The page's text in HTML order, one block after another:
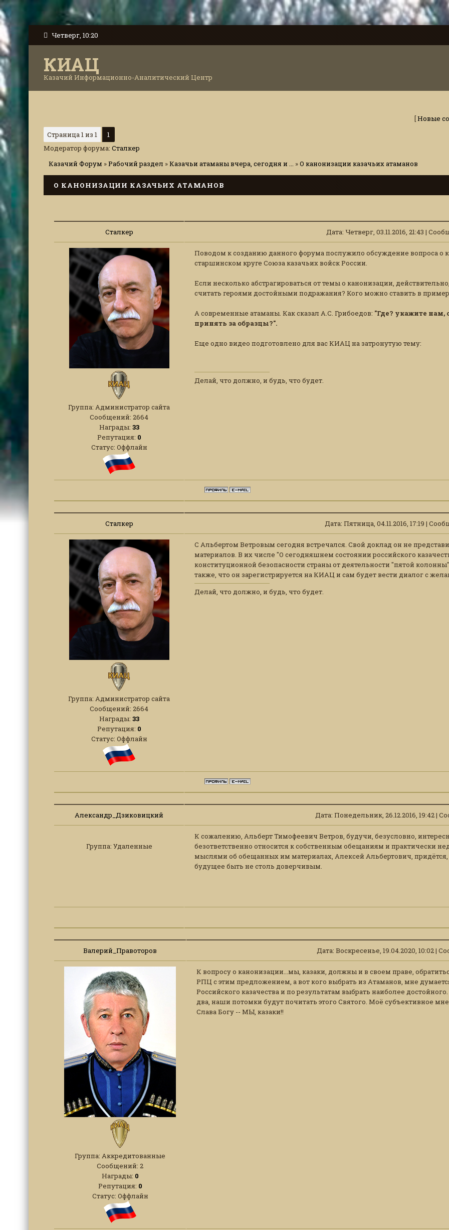
Четверг, 10:20
КИАЦ
Казачий Информационно-Аналитический Центр
[Новые
Страница1из 1
1
Модератор форума: Сталкер
Казачий Форум »Рабочий раздел »Казачьи атаманы вчера, сегодня и ... »О канонизации казачьих атаманов
О КАНОНИЗАЦИИ КАЗАЧЬИХ АТАМАНОВ
Сталкер Дата: Четверг, 03.11.2016, 21:43 |
Группа: Администратор сайта
Сообщений: 2664
Награды: 33
Репутация: 0
Статус: Оффлайн
Поводом к созданию данного форума послужило обсуждение вопроса о
старшинском круге Союза казачьих войск России.
Если несколько абстрагироваться от темы о канонизации,
считать героями достойными подражания? Кого можно ставить в
А современные атаманы. Как сказал А.С. Грибоедов: "Где? укажите
принять за образцы?".
Еще одно видео подготовлено для вас КИАЦ на затронутую тему:
Делай, что должно, и будь, что будет.
Сталкер Дата: Пятница, 04.11.2016, 17:19 |
Группа: Администратор сайта
Сообщений: 2664
Награды: 33
Репутация: 0
Статус: Оффлайн
С Альбертом Ветровым сегодня встречался. Свой доклад он не
материалов. В их числе "О сегодняшнем состоянии российского
конституционной безопасности страны от деятельности "пятой
также, что он зарегистрируется на КИАЦ и сам будет вести диалог с
Делай, что должно, и будь, что будет.
Александр_Дзиковицкий Дата: Понедельник, 26.12.2016, 19:42 |
Группа: Удаленные
К сожалению, Альберт Тимофеевич Ветров, будучи, безусловно,
безответственно относится к собственным обещаниям и практически
мыслями об обещанных им материалах, Алексей Альбертович,
будущее быть не столь доверчивым.
Валерий_Правоторов Дата: Воскресенье, 19.04.2020, 10:02 |
Группа: Аккредитованные
Сообщений: 2
Награды: 0
Репутация: 0
Статус: Оффлайн
К вопросу о канонизации...мы, казаки, должны и в своем праве,
РПЦ с этим предложением, а вот кого выбрать из Атаманов, мне
Российского казачества и по результатам выбрать наиболее
два, наши потомки будут почитать этого Святого. Моё субъективное
Слава Богу -- МЫ, казаки!!